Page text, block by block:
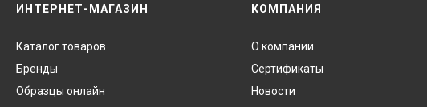
ИНТЕРНЕТ-МАГАЗИН
Каталог товаров
Бренды
Образцы онлайн
КОМПАНИЯ
О компании
Сертификаты
Новости